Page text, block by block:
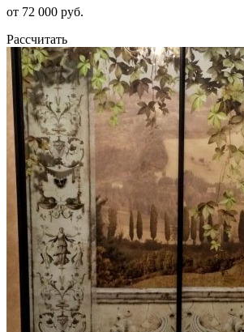
от 72 000 руб.
Рассчитать